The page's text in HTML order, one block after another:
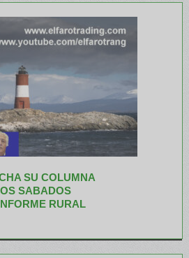
SU COLUMNA
SABADOS
RURAL